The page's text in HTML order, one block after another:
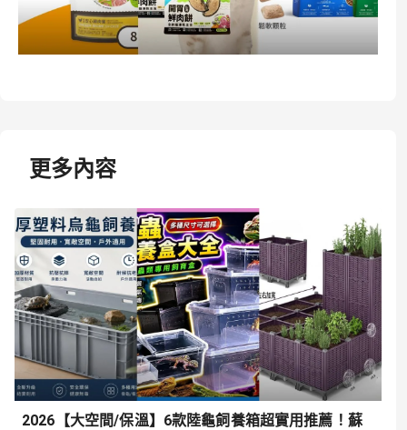
更多內容
2026【大空間/保溫】6款陸龜飼養箱超實用推薦！蘇